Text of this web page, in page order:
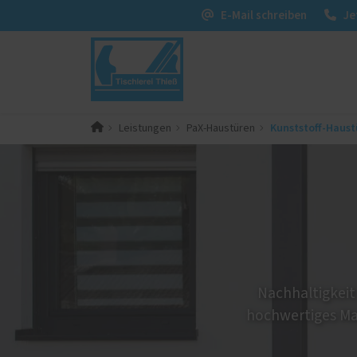
E-Mail schreiben
PaX-Fenster PaX-
Leistungen PaX-Haustüren Kunststoff-
hochwertiges